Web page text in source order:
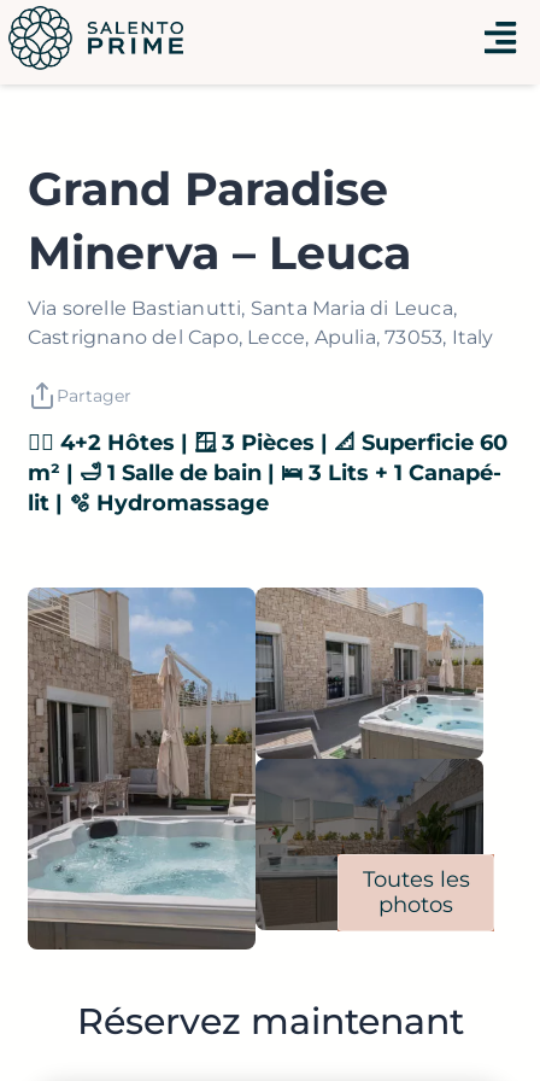
Aller
au
contenu
Menu
Grand Paradise
Minerva – Leuca
Via sorelle Bastianutti, Santa Maria di Leuca,
Castrignano del Capo, Lecce, Apulia, 73053, Italy
Partager
👯‍♂️ 4+2 Hôtes | 🪟 3 Pièces | 📐 Superficie 60
m² | 🛁 1 Salle de bain | 🛌 3 Lits + 1 Canapé-
lit | 🫧 Hydromassage
Toutes les
photos
Réservez maintenant